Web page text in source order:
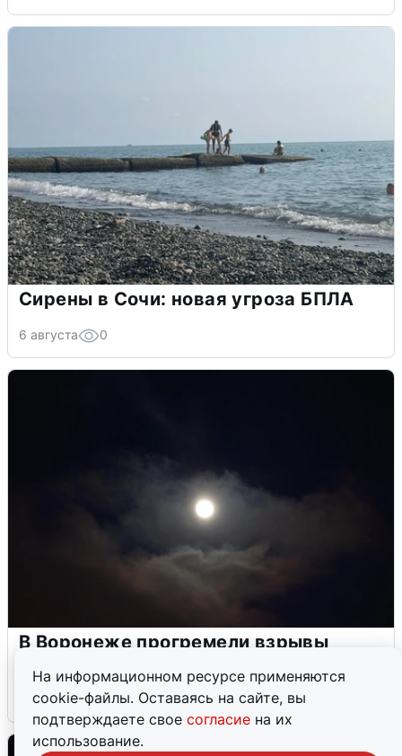
На информационном ресурсе применяются
cookie-файлы. Оставаясь на сайте, вы
подтверждаете свое согласие на их
использование.
Сирены в Сочи: новая угроза БПЛА
6 августа 0
В Воронеже прогремели взрывы
5 августа 0